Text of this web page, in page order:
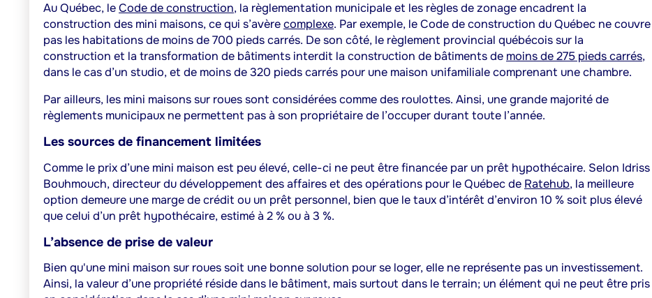
Au Québec, leCode de construction, la règlementation municipale et les règles de zonage encadrent la
construction des mini maisons, ce qui s’avèrecomplexe. Par exemple, leCode de construction du Québec ne couvre
pas les habitations de moins de 700 pieds carrés. De son côté, le règlement provincial québécois sur la
construction et la transformation de bâtiments interdit la construction de bâtiments de moins de 275 pieds carrés,
dans le cas d’un studio, et de moins de 320 pieds carrés pour une maison unifamiliale comprenant une chambre.
Par ailleurs, les mini maisons sur roues sont considérées comme des roulottes. Ainsi, une grande majorité de
règlements municipaux ne permettent pas à son propriétaire de l’occuper durant toute l’année.
Les sources de financement limitées
Comme le prix d’une mini maison est peu élevé, celle-ci ne peut être financée par un prêt hypothécaire. Selon Idriss
Bouhmouch, directeur du développement des affaires et des opérations pour le Québec de Ratehub, la meilleure
option demeure une marge de crédit ou un prêt personnel, bien que le taux d’intérêt d’environ 10 % soit plus élevé
que celui d’un prêt hypothécaire, estimé à 2 % ou à 3 %.
L’absence de prise de valeur
Bien qu'une mini maison sur roues soit une bonne solution pour se loger, elle ne représente pas un investissement.
Ainsi, la valeur d’une propriété réside dans le bâtiment, mais surtout dans le terrain; un élément qui ne peut être pris